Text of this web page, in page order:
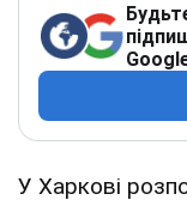
У Харкові